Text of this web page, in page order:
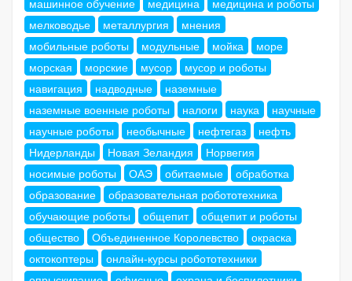
машинное обучение
медицина
медицина и роботы
мелководье
металлургия
мнения
мобильные роботы
модульные мойка
море
морская
морские мусор
мусор и роботы
навигация
надводные
наземные
наземные военные роботы
налоги наука
научные
научные роботы
необычные нефтегаз
нефть
Нидерланды
Новая Зеландия
Норвегия
носимые роботы
ОАЭ обитаемые
обработка
образование
образовательная робототехника
обучающие роботы
общепит
общепит и роботы
общество
Объединенное Королевство
окраска
октокоптеры
онлайн-курсы робототехники